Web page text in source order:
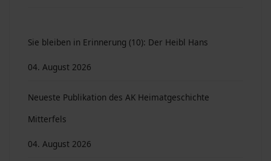
Sie bleiben in Erinnerung (10): Der Heibl Hans
04. August 2026
Neueste Publikation des AK Heimatgeschichte
Mitterfels
04. August 2026